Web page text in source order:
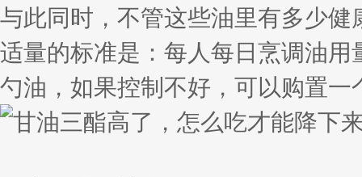
与此同时，不管这些油里有多少健
适量的标准是：每人每日烹调油
勺油，如果控制不好，可以购置